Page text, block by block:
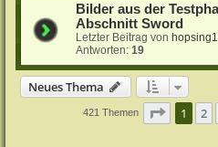
Bilder aus der
Abschnitt Sword
Letzter Beitrag von
Antworten:19
Neues Thema
421 Themen Seite 1
1 2